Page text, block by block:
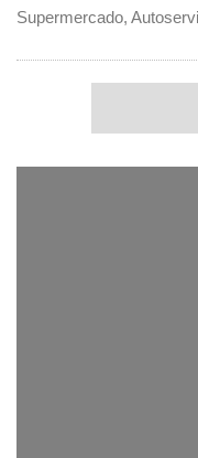
Supermercado,